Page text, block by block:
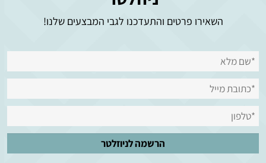
השאירו פרטים והתעדכנו לגבי המבצעים שלנו!